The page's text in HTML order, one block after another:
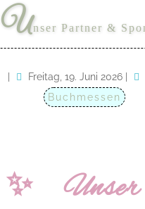
Unser Partner &
Freitag, 19. Juni 2026
Buchmessen